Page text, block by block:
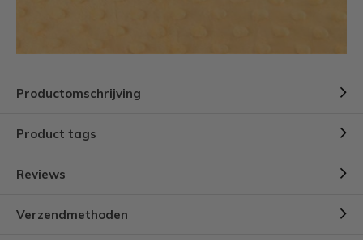
Productomschrijving
Product tags
Reviews
Verzendmethoden